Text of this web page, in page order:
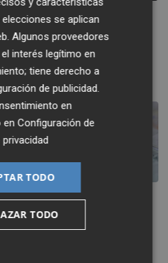
Marián Cano: "No
permitiremos ligar los
apartamentos turísticos a
un problema de vivienda
que el Gobierno no
afronta"
El pequeño ahorrador
vuelve a las letras del
se aplican
Algunos proveedores
interés legítimo en
tiene derecho a
de publicidad.
en
enConfiguración de
TODO
TODO